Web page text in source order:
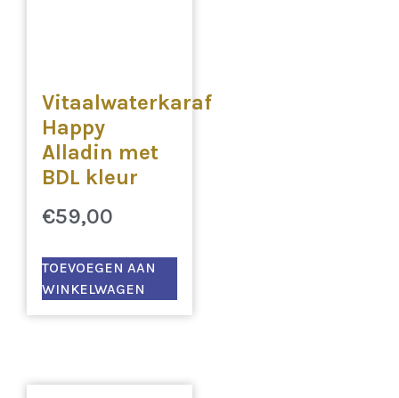
Vitaalwaterkaraf
Happy
Alladin met
BDL kleur
€59,00
TOEVOEGEN AAN
WINKELWAGEN